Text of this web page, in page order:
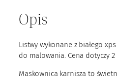
K
1
1
Opis
Listwy wykonane z białego
do malowania. Cena dotyczy
Maskownica karnisza to